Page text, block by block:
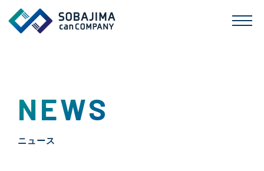
NEWS
ニュース